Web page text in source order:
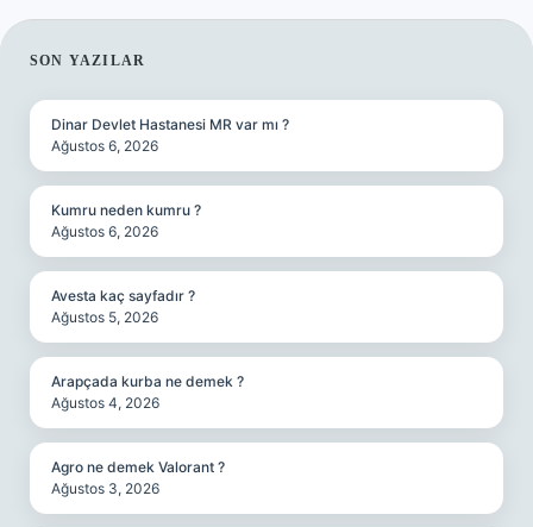
SIDEBAR
SON YAZILAR
Dinar Devlet Hastanesi MR var mı ?
Ağustos 6, 2026
Kumru neden kumru ?
Ağustos 6, 2026
Avesta kaç sayfadır ?
Ağustos 5, 2026
Arapçada kurba ne demek ?
Ağustos 4, 2026
Agro ne demek Valorant ?
Ağustos 3, 2026